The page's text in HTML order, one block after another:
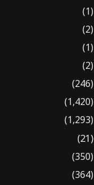
(1)
(2)
(1)
(2)
(246)
(1,420)
(1,293)
(21)
(350)
(364)